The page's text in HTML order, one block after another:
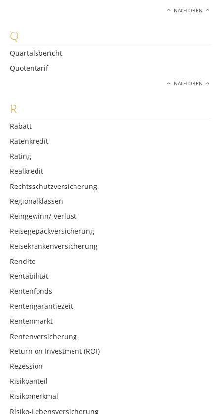
NACH OBEN
Q
Quartalsbericht
Quotentarif
NACH OBEN
R
Rabatt
Ratenkredit
Rating
Realkredit
Rechtsschutzversicherung
Regionalklassen
Reingewinn/-verlust
Reisegepäckversicherung
Reisekrankenversicherung
Rendite
Rentabilität
Rentenfonds
Rentengarantiezeit
Rentenmarkt
Rentenversicherung
Return on Investment (ROI)
Rezession
Risikoanteil
Risikomerkmal
Risiko-Lebensversicherung